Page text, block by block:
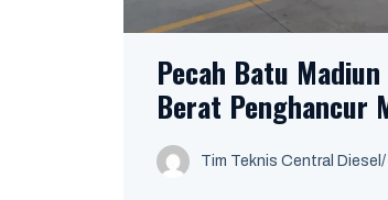
Pecah Batu
Berat Penghancur
Tim Teknis Central Diesel /